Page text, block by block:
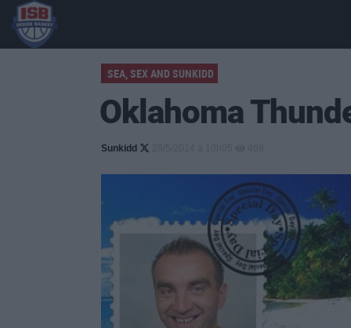
SEA, SEX AND SUNKIDD
Oklahoma
Sunkidd